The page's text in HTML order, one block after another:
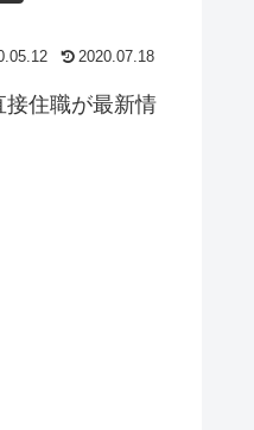
2020.07.18
住職が最新情